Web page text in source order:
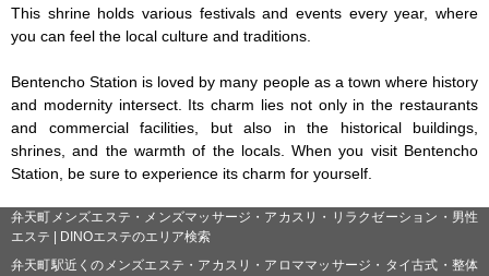
This shrine holds various festivals and events every year, where
you can feel the local culture and traditions.
Bentencho Station is loved by many people as a town where history
and modernity intersect. Its charm lies not only in the restaurants
and commercial facilities, but also in the historical buildings,
shrines, and the warmth of the locals. When you visit Bentencho
Station, be sure to experience its charm for yourself.
弁天町メンズエステ・メンズマッサージ・アカスリ・リラクゼーション・男性
エステ | DINOエステのエリア検索
弁天町駅近くのメンズエステ・アカスリ・アロママッサージ・タイ古式・整体